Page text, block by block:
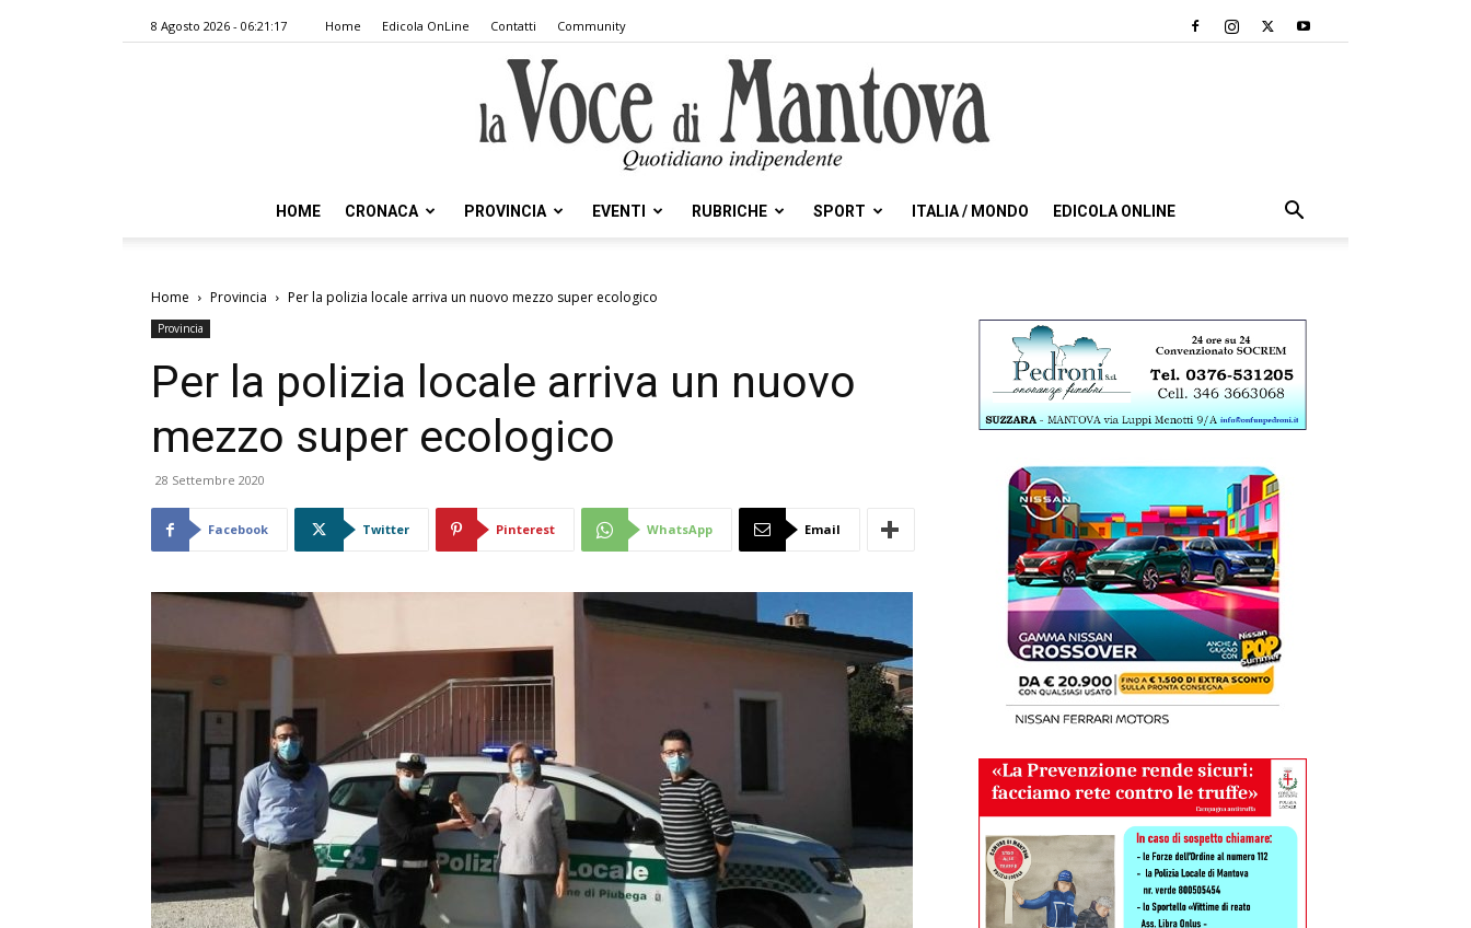
8 Agosto 2026 - 06:21:17 Home Edicola OnLine Contatti Community
Voce
HOME CRONACA PROVINCIA EVENTI RUBRICHE SPORT ITALIA / MONDO EDICOLA ONLINE
Home Provincia Per la polizia locale arriva un nuovo mezzo super ecologico
Provincia
Per la polizia locale arriva un nuovo
mezzo super ecologico
28 Settembre 2020
Facebook Twitter Pinterest WhatsApp Email